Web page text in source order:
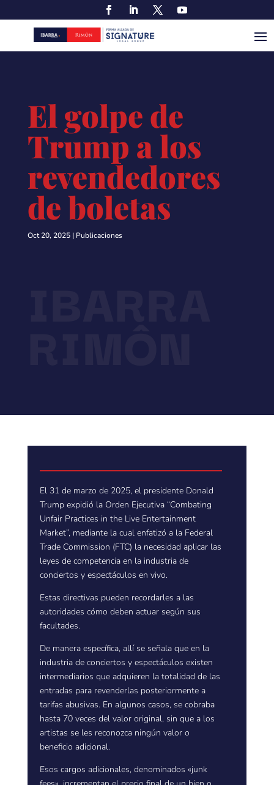
El golpe de
Trump a los
revendedores
de boletas
Oct 20, 2025| Publicaciones
El 31 de marzo de 2025, el presidente Donald
Trump expidió la Orden Ejecutiva “Combating
Unfair Practices in the Live Entertainment
Market”, mediante la cual enfatizó a la Federal
Trade Commission (FTC) la necesidad aplicar las
leyes de competencia en la industria de
conciertos y espectáculos en vivo.
Estas directivas pueden recordarles a las
autoridades cómo deben actuar según sus
facultades.
De manera específica, allí se señala que en la
industria de conciertos y espectáculos existen
intermediarios que adquieren la totalidad de las
entradas para revenderlas posteriormente a
tarifas abusivas. En algunos casos, se cobraba
hasta 70 veces del valor original, sin que a los
artistas se les reconozca ningún valor o
beneficio adicional.
Esos cargos adicionales, denominados «junk